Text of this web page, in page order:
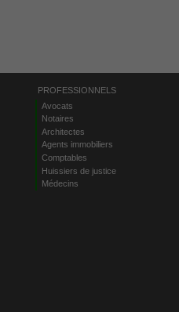
PROFESSIONNELS
Avocats
Notaires
Architectes
Agents immobiliers
Comptables
Huissiers de justice
Médecins